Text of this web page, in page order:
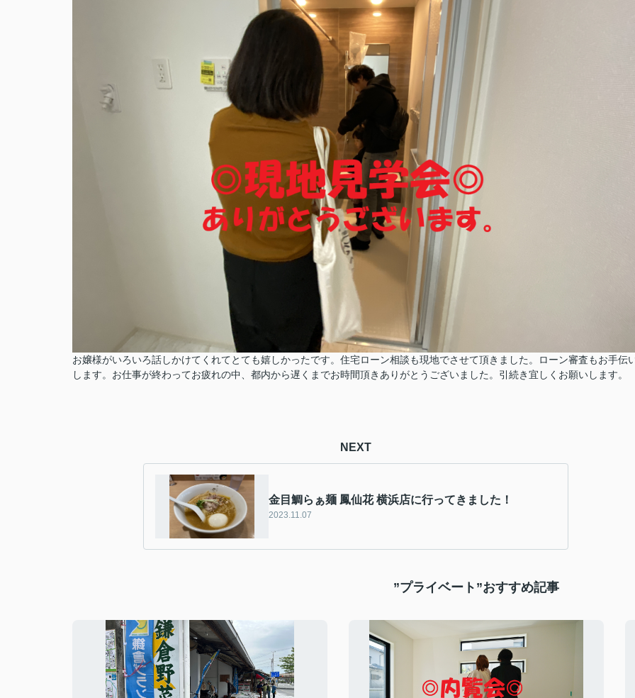
お嬢様がいろいろ話しかけてくれてとても嬉しかったです。住宅ローン相談も現地でさせて頂きました。ローン審査もお手伝
します。お仕事が終わってお疲れの中、都内から遅くまでお時間頂きありがとうございました。引続き宜しくお願いします。
NEXT
金目鯛らぁ麺 鳳仙花 横浜店に行ってきました！
2023.11.07
”プライベート”おすすめ記事